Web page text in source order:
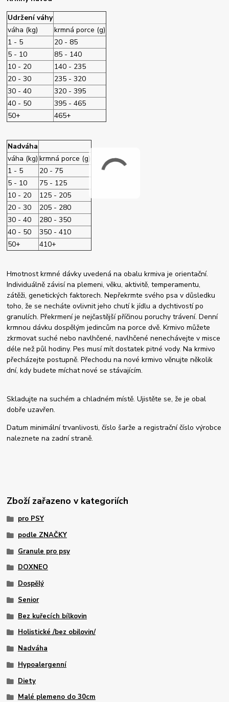
Udržení váhy
váha (kg)
krmná porce (g)
1 - 5
20 - 85
5 - 10
85 - 140
10 - 20
140 - 235
20 - 30
235 - 320
30 - 40
320 - 395
40 - 50
395 - 465
50+
465+
Nadváha
váha (kg) krmná porce (g)
1 - 5
20 - 75
5 - 10
75 - 125
10 - 20
125 - 205
20 - 30
205 - 280
30 - 40
280 - 350
40 - 50
350 - 410
50+
410+
Hmotnost krmné dávky uvedená na obalu krmiva je orientační.
Individuálně závisí na plemeni, věku, aktivitě, temperamentu,
zátěži, genetických faktorech. Nepřekrmte svého psa v důsledku
toho, že se necháte ovlivnit jeho chutí k jídlu a dychtivostí po
granulích. Překrmení je nejčastější příčinou poruchy trávení. Denní
krmnou dávku dospělým jedincům na porce dvě. Krmivo můžete
zkrmovat suché nebo navlhčené, navlhčené nenechávejte v misce
déle než půl hodiny. Pes musí mít dostatek pitné vody. Na krmivo
přecházejte postupně. Přechodu na nové krmivo věnujte několik
dní, kdy budete míchat nové se stávajícím.
Skladujte na suchém a chladném místě. Ujistěte se, že je obal
dobře uzavřen.
Datum minimální trvanlivosti, číslo šarže a registrační číslo výrobce
naleznete na zadní straně.
Zboží zařazeno v kategoriích
pro PSY
podle ZNAČKY
Granule pro psy
DOXNEO
Dospělý
Senior
Bez kuřecích bílkovin
Holistické /bez obilovin/
Nadváha
Hypoalergenní
Diety
Malé plemeno do 30cm